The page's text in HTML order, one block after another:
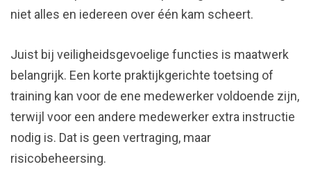
niet alles en iedereen over één kam scheert.
Juist bij veiligheidsgevoelige functies is maatwerk
belangrijk. Een korte praktijkgerichte toetsing of
training kan voor de ene medewerker voldoende zijn,
terwijl voor een andere medewerker extra instructie
nodig is. Dat is geen vertraging, maar
risicobeheersing.